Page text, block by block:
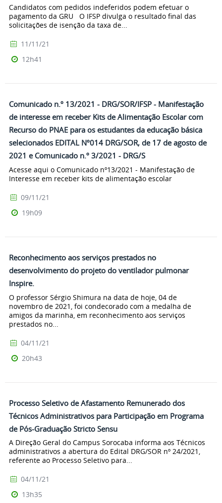
Candidatos com pedidos indeferidos podem efetuar o
pagamento da GRU O IFSP divulga o resultado final das
solicitações de isenção da taxa de...
11/11/21
12h41
Comunicado n.º 13/2021 - DRG/SOR/IFSP - Manifestação
de interesse em receber Kits de Alimentação Escolar com
Recurso do PNAE para os estudantes da educação básica
selecionados EDITAL Nº014 DRG/SOR, de 17 de agosto de
2021 e Comunicado n.º 3/2021 - DRG/S
Acesse aqui o Comunicado nº13/2021 - Manifestação de
Interesse em receber kits de alimentação escolar
09/11/21
19h09
Reconhecimento aos serviços prestados no
desenvolvimento do projeto do ventilador pulmonar
Inspire.
O professor Sérgio Shimura na data de hoje, 04 de
novembro de 2021, foi condecorado com a medalha de
amigos da marinha, em reconhecimento aos serviços
prestados no...
04/11/21
20h43
Processo Seletivo de Afastamento Remunerado dos
Técnicos Administrativos para Participação em Programa
de Pós-Graduação Stricto Sensu
A Direção Geral do Campus Sorocaba informa aos Técnicos
administrativos a abertura do Edital DRG/SOR nº 24/2021,
referente ao Processo Seletivo para...
04/11/21
13h35